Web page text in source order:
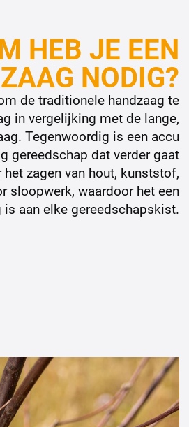
HEB JE EEN
NODIG?
de traditionele handzaag te
in vergelijking met de lange,
Tegenwoordig is een accu
gereedschap dat verder gaat
zagen van hout, kunststof,
sloopwerk, waardoor het een
aan elke gereedschapskist.